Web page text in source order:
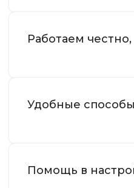
Работаем
Удобные
Помощь в